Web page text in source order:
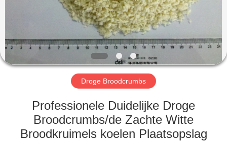
ONS
FABRIEKSTOUR
KWALITEITSCONTROLE
NEEM
Droge Broodcrumbs
Professionele Duidelijke Droge
Broodcrumbs/de Zachte Witte
Broodkruimels koelen Plaatsopslag